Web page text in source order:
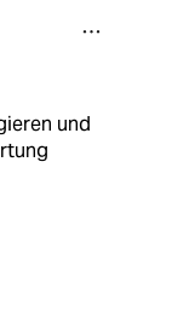
und